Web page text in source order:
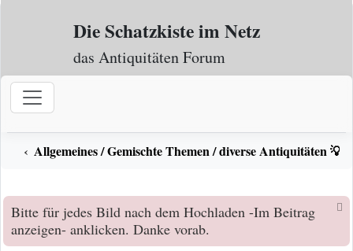
Zum Inhalt
Die Schatzkiste im Netz
das Antiquitäten Forum
Allgemeines / Gemischte Themen / diverse Antiquitäten 💡
Bitte für jedes Bild nach dem Hochladen -Im Beitrag
anzeigen- anklicken. Danke vorab.